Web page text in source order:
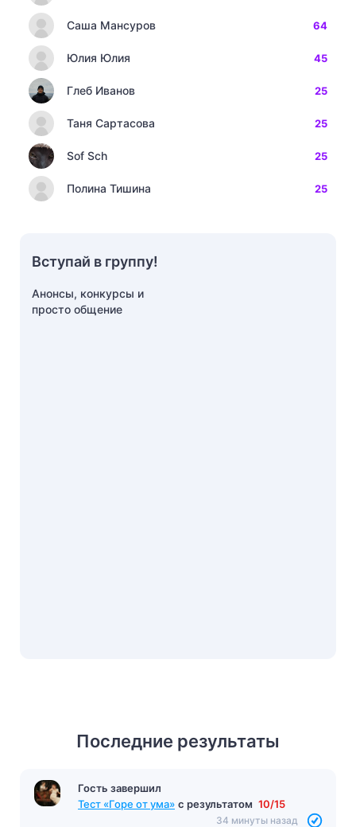
Последние результаты
Гость завершил
Тест «Горе от ума» с результатом 10/15
34 минуты назад
Саша Мансуров 64
Юлия Юлия 45
Глеб Иванов 25
Таня Сартасова 25
Sof Sch 25
Полина Тишина 25
Вступай в группу!
Анонсы, конкурсы и
просто общение